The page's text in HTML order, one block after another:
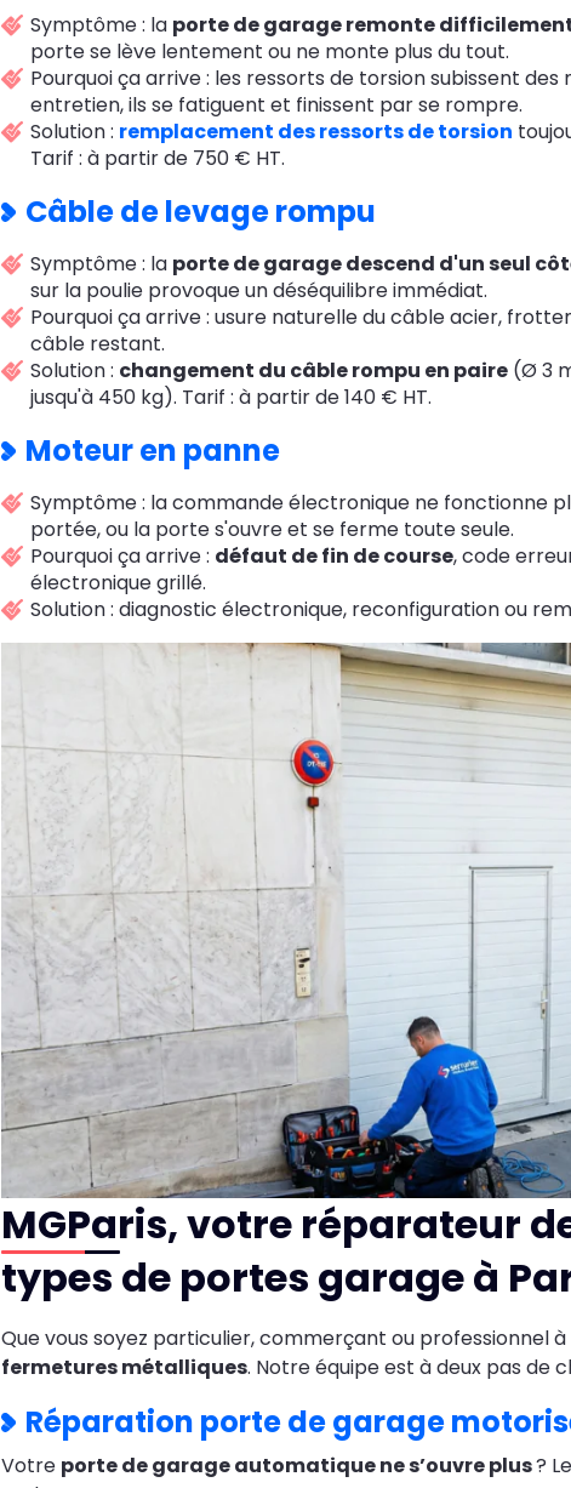
Symptôme : la porte de garage remonte
porte se lève lentement ou ne monte plus du tout.
Pourquoi ça arrive : les ressorts de torsion subissent
entretien, ils se fatiguent et finissent par se rompre.
Solution : remplacement des ressorts de torsion
Tarif : à partir de 750 € HT.
Câble de levage rompu
Symptôme : la porte de garage descend d'un seul
sur la poulie provoque un déséquilibre immédiat.
Pourquoi ça arrive : usure naturelle du câble acier,
câble restant.
Solution : changement du câble rompu en paire (Ø 3
jusqu'à 450 kg). Tarif : à partir de 140 € HT.
Moteur en panne
Symptôme : la commande électronique ne fonctionne
portée, ou la porte s'ouvre et se ferme toute seule.
Pourquoi ça arrive : défaut de fin de course, code
électronique grillé.
Solution : diagnostic électronique, reconfiguration ou
MGParis, votre réparateur
types de portes garage à
Que vous soyez particulier, commerçant ou professionnel
fermetures métalliques. Notre équipe est à deux pas de
Réparation porte de garage
Votre porte de garage automatique ne s’ouvre plus?